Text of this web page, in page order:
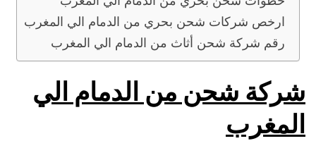
ارخص شركات شحن بحري من الدمام الي المغرب
رقم شركة شحن أثاث من الدمام الي المغرب
شركة شحن من الدمام الي
المغرب